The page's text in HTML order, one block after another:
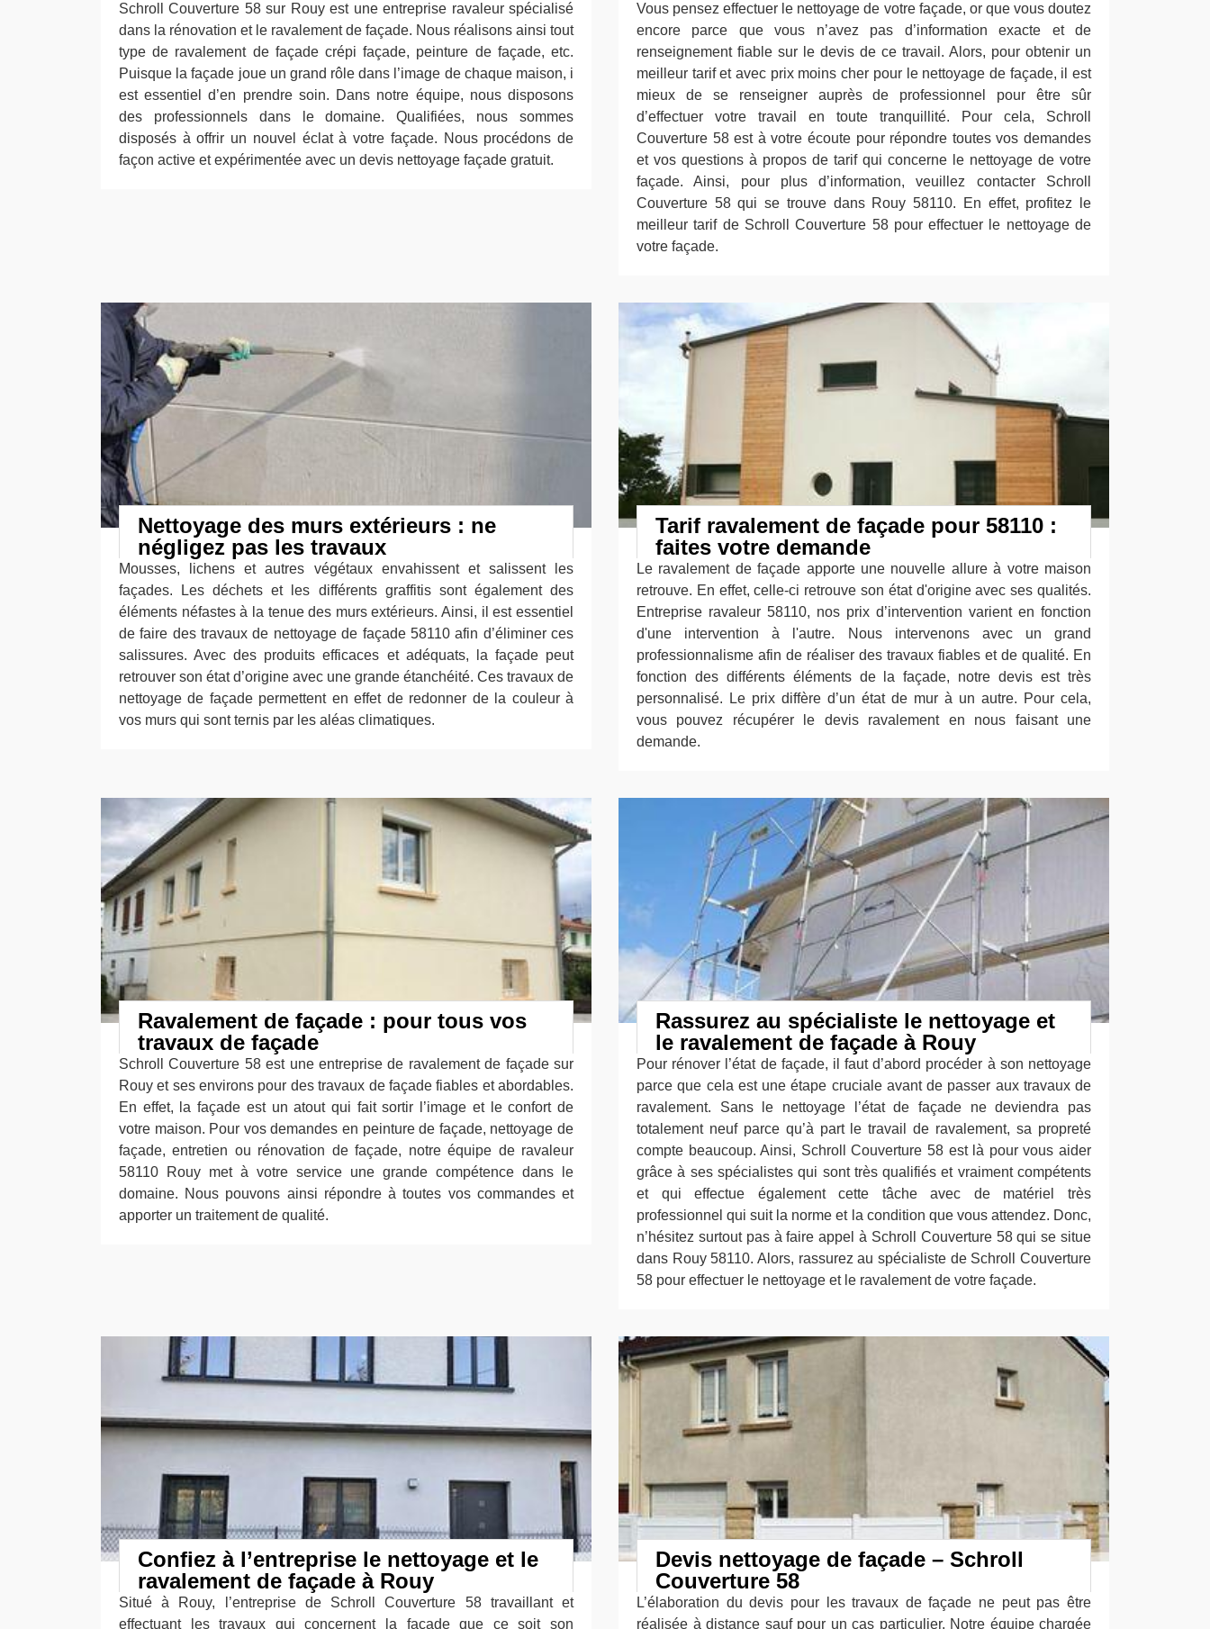
Schroll Couverture 58 sur Rouy est une entreprise ravaleur spécialisé
dans la rénovation et le ravalement de façade. Nous réalisons ainsi tout
type de ravalement de façade crépi façade, peinture de façade, etc.
Puisque la façade joue un grand rôle dans l’image de chaque maison, i
est essentiel d’en prendre soin. Dans notre équipe, nous disposons
des professionnels dans le domaine. Qualifiées, nous sommes
disposés à offrir un nouvel éclat à votre façade. Nous procédons de
façon active et expérimentée avec un devis nettoyage façade gratuit.
Vous pensez effectuer le nettoyage de votre façade, or que vous doutez
encore parce que vous n’avez pas d’information exacte et de
renseignement fiable sur le devis de ce travail. Alors, pour obtenir un
meilleur tarif et avec prix moins cher pour le nettoyage de façade, il est
mieux de se renseigner auprès de professionnel pour être sûr
d’effectuer votre travail en toute tranquillité. Pour cela, Schroll
Couverture 58 est à votre écoute pour répondre toutes vos demandes
et vos questions à propos de tarif qui concerne le nettoyage de votre
façade. Ainsi, pour plus d’information, veuillez contacter Schroll
Couverture 58 qui se trouve dans Rouy 58110. En effet, profitez le
meilleur tarif de Schroll Couverture 58 pour effectuer le nettoyage de
votre façade.
Nettoyage des murs extérieurs : ne
négligez pas les travaux
Mousses, lichens et autres végétaux envahissent et salissent les
façades. Les déchets et les différents graffitis sont également des
éléments néfastes à la tenue des murs extérieurs. Ainsi, il est essentiel
de faire des travaux de nettoyage de façade 58110 afin d’éliminer ces
salissures. Avec des produits efficaces et adéquats, la façade peut
retrouver son état d’origine avec une grande étanchéité. Ces travaux de
nettoyage de façade permettent en effet de redonner de la couleur à
vos murs qui sont ternis par les aléas climatiques.
Tarif ravalement de façade pour 58110 :
faites votre demande
Le ravalement de façade apporte une nouvelle allure à votre maison
retrouve. En effet, celle-ci retrouve son état d'origine avec ses qualités.
Entreprise ravaleur 58110, nos prix d’intervention varient en fonction
d'une intervention à l'autre. Nous intervenons avec un grand
professionnalisme afin de réaliser des travaux fiables et de qualité. En
fonction des différents éléments de la façade, notre devis est très
personnalisé. Le prix diffère d’un état de mur à un autre. Pour cela,
vous pouvez récupérer le devis ravalement en nous faisant une
demande.
Ravalement de façade : pour tous vos
travaux de façade
Schroll Couverture 58 est une entreprise de ravalement de façade sur
Rouy et ses environs pour des travaux de façade fiables et abordables.
En effet, la façade est un atout qui fait sortir l’image et le confort de
votre maison. Pour vos demandes en peinture de façade, nettoyage de
façade, entretien ou rénovation de façade, notre équipe de ravaleur
58110 Rouy met à votre service une grande compétence dans le
domaine. Nous pouvons ainsi répondre à toutes vos commandes et
apporter un traitement de qualité.
Rassurez au spécialiste le nettoyage et
le ravalement de façade à Rouy
Pour rénover l’état de façade, il faut d’abord procéder à son nettoyage
parce que cela est une étape cruciale avant de passer aux travaux de
ravalement. Sans le nettoyage l’état de façade ne deviendra pas
totalement neuf parce qu’à part le travail de ravalement, sa propreté
compte beaucoup. Ainsi, Schroll Couverture 58 est là pour vous aider
grâce à ses spécialistes qui sont très qualifiés et vraiment compétents
et qui effectue également cette tâche avec de matériel très
professionnel qui suit la norme et la condition que vous attendez. Donc,
n’hésitez surtout pas à faire appel à Schroll Couverture 58 qui se situe
dans Rouy 58110. Alors, rassurez au spécialiste de Schroll Couverture
58 pour effectuer le nettoyage et le ravalement de votre façade.
Confiez à l’entreprise le nettoyage et le
ravalement de façade à Rouy
Situé à Rouy, l’entreprise de Schroll Couverture 58 travaillant et
effectuant les travaux qui concernent la façade que ce soit son
Devis nettoyage de façade – Schroll
Couverture 58
L’élaboration du devis pour les travaux de façade ne peut pas être
réalisée à distance sauf pour un cas particulier. Notre équipe chargée